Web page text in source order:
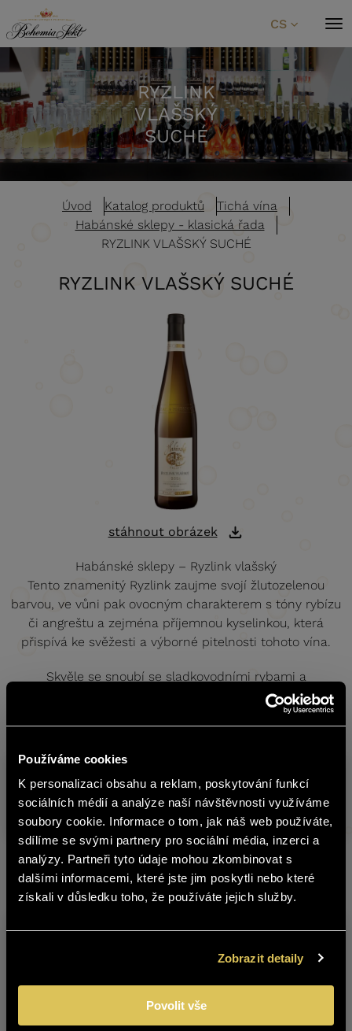
Používáme cookies
K personalizaci obsahu a reklam, poskytování funkcí
sociálních médií a analýze naší návštěvnosti využíváme
soubory cookie. Informace o tom, jak náš web používáte,
sdílíme se svými partnery pro sociální média, inzerci a
analýzy. Partneři tyto údaje mohou zkombinovat s
dalšími informacemi, které jste jim poskytli nebo které
získali v důsledku toho, že používáte jejich služby.
Zobrazit detaily
Povolit vše
Přeskočit na obsah
CS
RYZLINK
VLAŠSKÝ
SUCHÉ
Úvod Katalog produktů
Tichá vína
Habánské sklepy - klasická řada
RYZLINK VLAŠSKÝ SUCHÉ
RYZLINK VLAŠSKÝ SUCHÉ
stáhnout obrázek
Habánské sklepy – Ryzlink vlašský
Tento znamenitý Ryzlink zaujme svojí žlutozelenou
barvou, ve vůni pak ovocným charakterem s tóny rybízu
či angreštu a zejména příjemnou kyselinkou, která
přispívá ke svěžesti a výborné pitelnosti tohoto vína.
Skvěle se snoubí se sladkovodními rybami a
zeleninovými pokrmy. Výtečný je ke zrajícím sýrům či
Produkt Sklad č.
RYZLINK VLAŠSKÝ SUCHÉ 5240200
Další produkty z této značky
Obsah stránek BOHEMIA SEKT není
vhodný pro osoby mladší 18 let.
Jste starší 18 let?